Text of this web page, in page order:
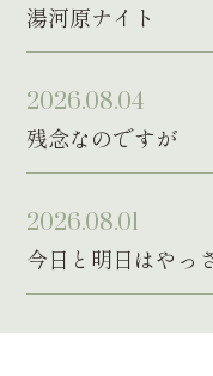
湯河原ナイト
2026.08.04
残念なのですが
2026.08.01
今日と明日はやっ